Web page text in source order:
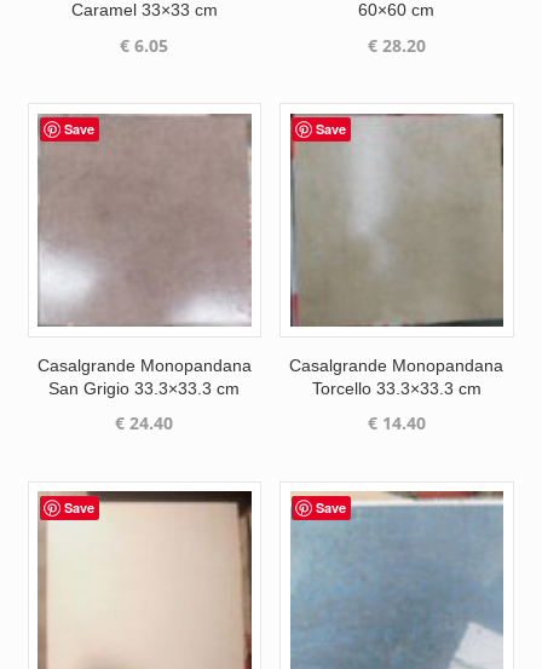
Caramel 33×33 cm
€ 6.05
60×60 cm
€28.20
Save
Casalgrande Monopandana
San Grigio 33.3×33.3 cm
€ 24.40
Save
Casalgrande Monopandana
Torcello 33.3×33.3 cm
€14.40
Save Save